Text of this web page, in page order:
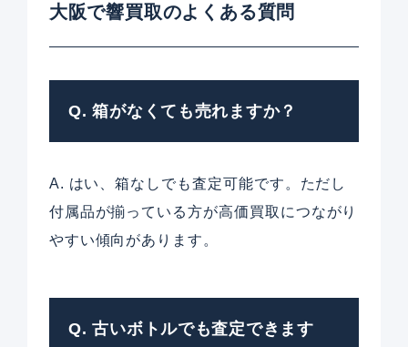
大阪で響買取のよくある質問
Q. 箱がなくても売れますか？
A. はい、箱なしでも査定可能です。ただし
付属品が揃っている方が高価買取につながり
やすい傾向があります。
Q. 古いボトルでも査定できます